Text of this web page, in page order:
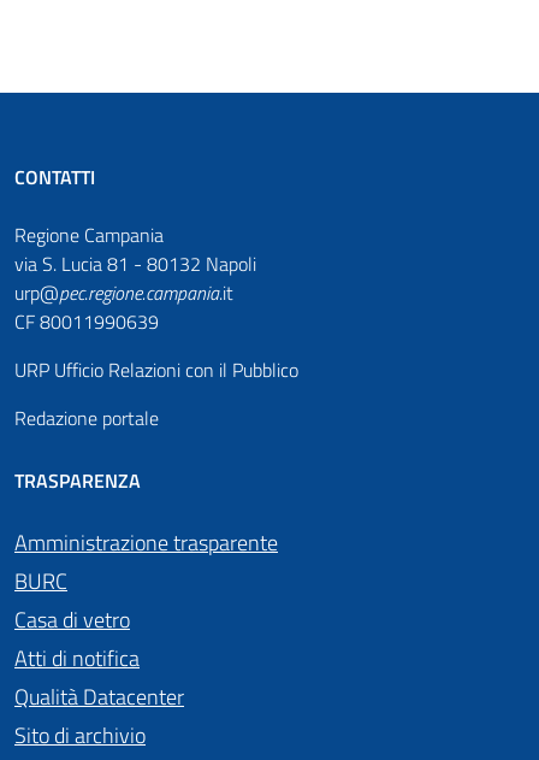
CONTATTI
Regione Campania
via S. Lucia 81 - 80132 Napoli
urp@pec.regione.campania.it
CF 80011990639
URP Ufficio Relazioni con il Pubblico
Redazione portale
TRASPARENZA
Amministrazione trasparente
BURC
Casa di vetro
Atti di notifica
Qualità Datacenter
Sito di archivio